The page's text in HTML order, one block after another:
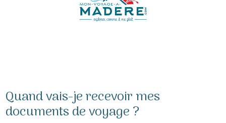
Quand vais-je recevoir mes
documents de voyage ?